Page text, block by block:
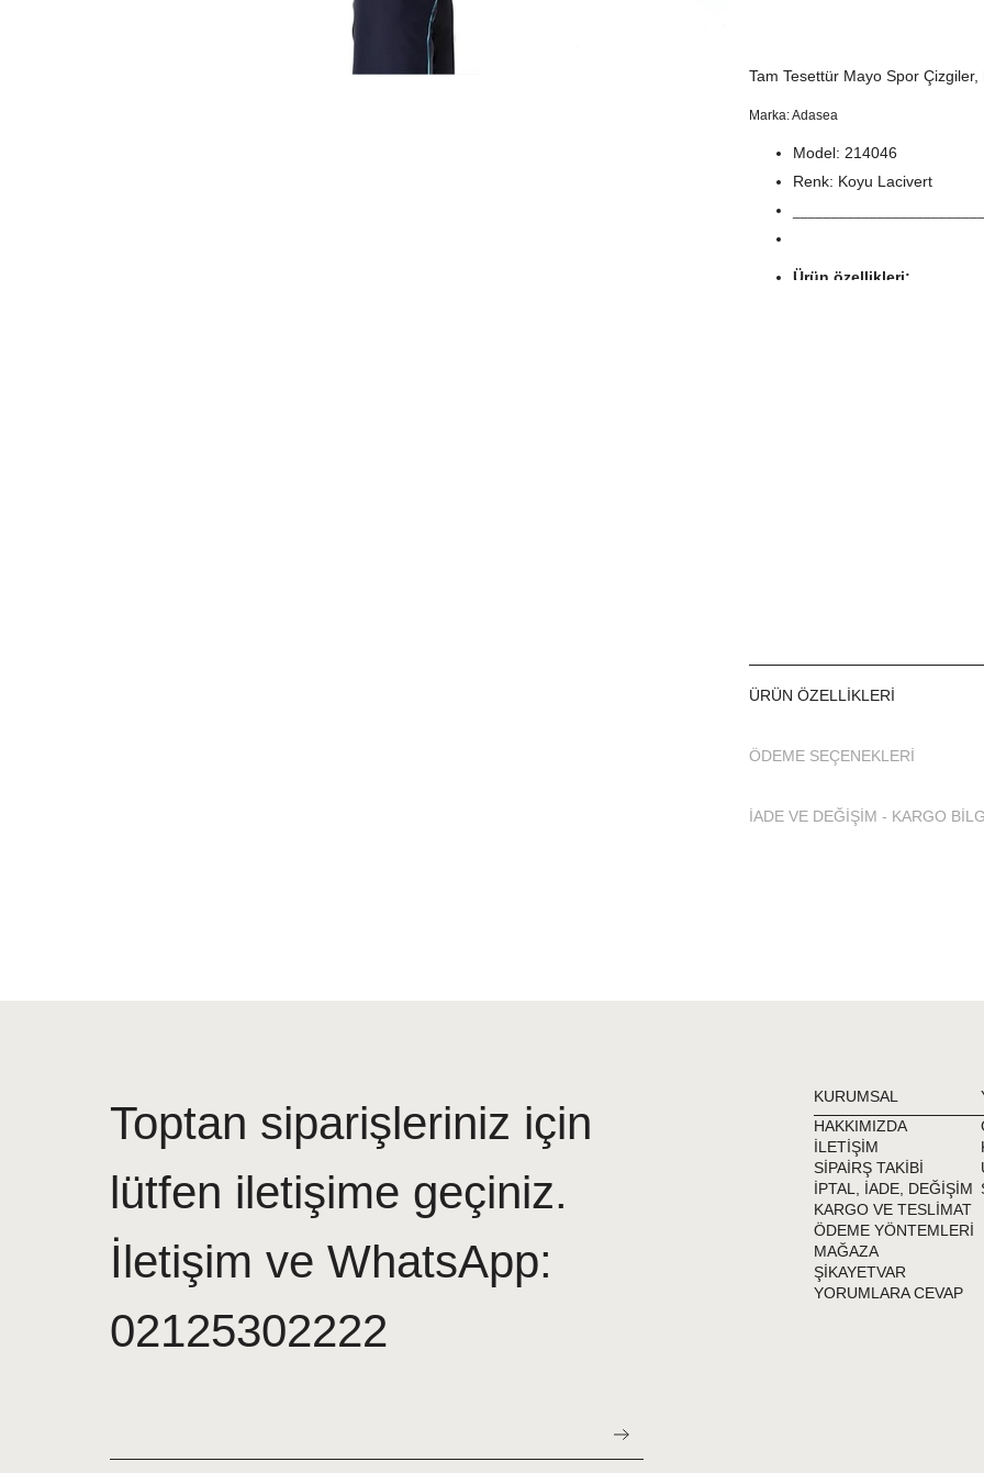
Tam Tesettür Mayo Spor Çizgiler,
Marka: Adasea
Model: 214046
Renk: Koyu Lacivert
Ürün özellikleri:
Tesettür Mayo güneşin
Denizde ve havuzda
arındırın.
Adasea 4046 Koyu
ve ılık su ile yıkamalısınız.
Tesettür Mayosu çamaşır
Tesettür Mayonuzu direkt
almayan yerde kurutunuz.
ÜRÜN ÖZELLIKLERI
ÖDEME SEÇENEKLERI
İADE VE DEĞİŞİM - KARGO
Toptan siparişleriniz için
lütfen iletişime geçiniz.
İletişim ve WhatsApp:
02125302222
KURUMSAL
HAKKIMIZDA
İLETİŞİM
SİPAİRŞ TAKİBİ
İPTAL, İADE, DEĞİŞİM
KARGO VE TESLİMAT
ÖDEME YÖNTEMLERİ
MAĞAZA
ŞİKAYETVAR
YORUMLARA CEVAP